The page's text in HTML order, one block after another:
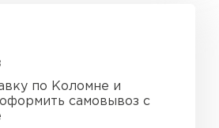
по Коломне и
самовывоз с